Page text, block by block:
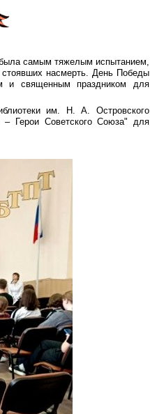
самым тяжелым испытанием,
насмерть. День Победы
и священным праздником для
им. Н. А. Островского
Герои Советского Союза" для